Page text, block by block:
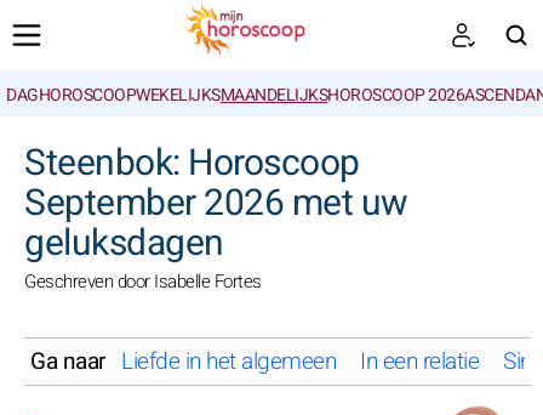
DAGHOROSCOOPWEKELIJKSMAANDELIJKSHOROSCOOP 2026
Steenbok: Horoscoop
September 2026 met uw
geluksdagen
Geschreven door Isabelle Fortes
Ga naar Liefde in het algemeen In een relatie